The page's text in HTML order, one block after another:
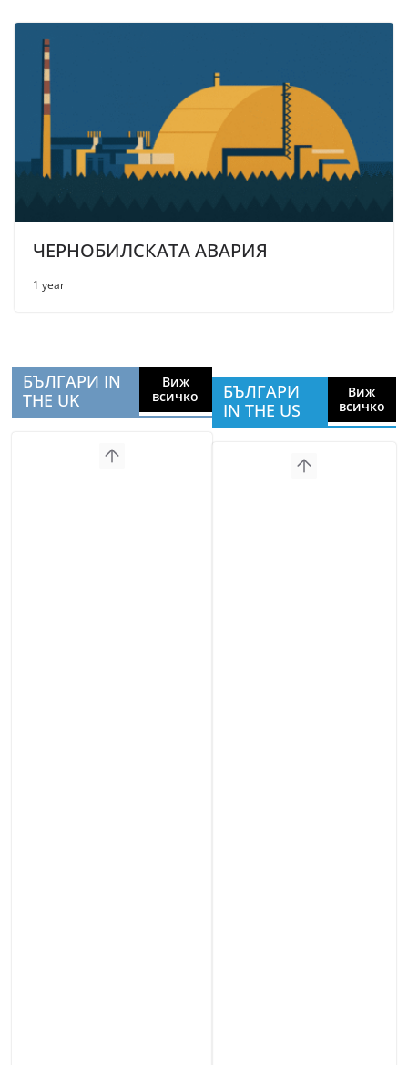
ЧЕРНОБИЛСКАТА АВАРИЯ
1 year
БЪЛГАРИ IN
THE UK
Виж
всичко
БЪЛГАРИ
IN THE US
Виж
всичко